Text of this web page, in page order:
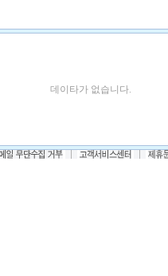
데이타가 없습니다.